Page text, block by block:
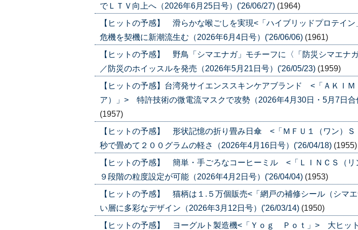
でＬＴＶ向上へ（2026年6月25日号）('26/06/27) (1964)
【ヒットの予感】 滑らかな喉ごしを実現<「ハイブリッドプロテイ
危機を契機に新潮流生む（2026年6月4日号）('26/06/06) (1961)
【ヒットの予感】 野鳥「シマエナガ」モチーフに〈「防災シマエナガ
／防災のホイッスルを発売（2026年5月21日号）('26/05/23) (1959)
【ヒットの予感】台湾発サイエンススキンケアブランド <「ＡＫＩＭ
ア）」> 特許技術の微電流マスクで攻勢（2026年4月30日・5月7日合
(1957)
【ヒットの予感】 形状記憶の折り畳み日傘 <「ＭＦＵ１（ワン）
秒で畳めて２００グラムの軽さ（2026年4月16日号）('26/04/18) (1955)
【ヒットの予感】 簡単・手ごろなコーヒーミル <「ＬＩＮＣＳ（
９段階の粒度設定が可能（2026年4月2日号）('26/04/04) (1953)
【ヒットの予感】 猫柄は１.５万個販売<「網戸の補修シール（シマ
い層に多彩なデザイン（2026年3月12日号）('26/03/14) (1950)
【ヒットの予感】 ヨーグルト製造機<「Ｙｏｇ Ｐｏｔ」> 大ヒッ